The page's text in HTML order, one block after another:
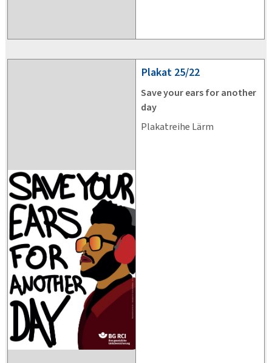
Plakat 25/22
Save your ears for another
day
Plakatreihe Lärm